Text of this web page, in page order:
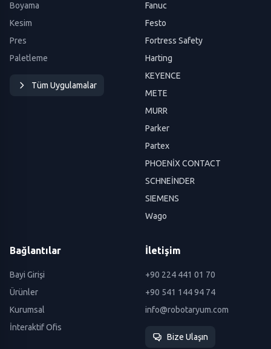
Boyama
Kesim
Pres
Paletleme
Tüm Uygulamalar
Fanuc
Festo
Fortress Safety
Harting
KEYENCE
METE
MURR
Parker
Partex
PHOENİX CONTACT
SCHNEİNDER
SIEMENS
Wago
Bağlantılar
Bayi Girişi
Ürünler
Kurumsal
İnteraktif Ofis
İletişim
+90 224 441 01 70
+90 541 144 94 74
info@robotaryum.com
Bize Ulaşın